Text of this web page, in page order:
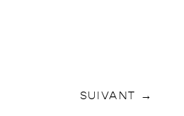
SUIVANT →